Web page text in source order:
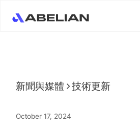
新聞與媒體 技術更新
October 17, 2024